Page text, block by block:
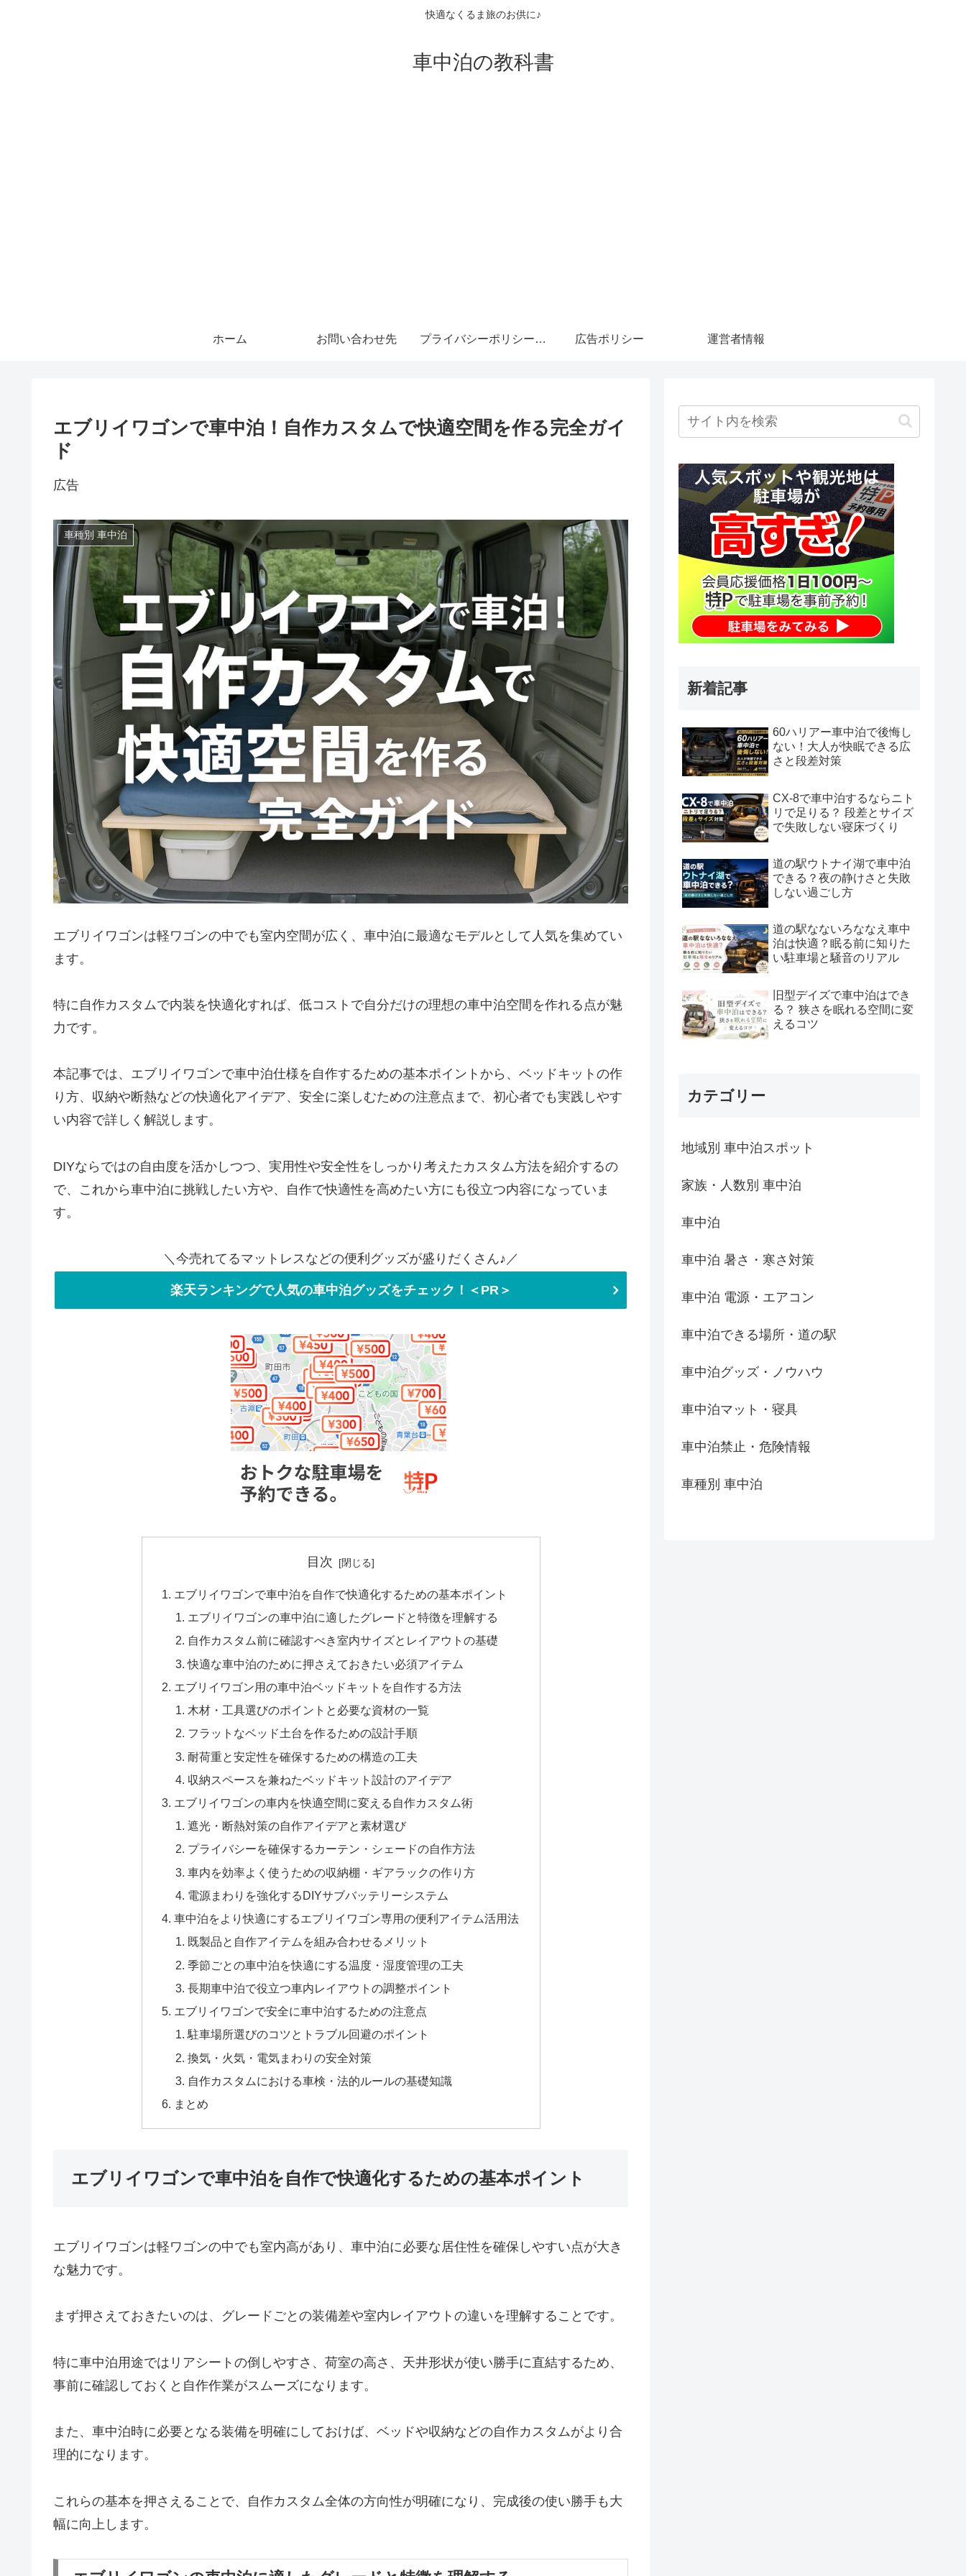
快適なくるま旅のお供に♪
車中泊の教科書
ホーム お問い合わせ先 プライバシーポリシー・免責事項 広告ポリシー 運営者情報
エブリイワゴンで車中泊！自作カスタムで快適空間を作る完全ガイ
ド
広告
車種別 車中泊
エブリイワゴンは軽ワゴンの中でも室内空間が広く、車中泊に最適なモデルとして人気を集めてい
ます。
特に自作カスタムで内装を快適化すれば、低コストで自分だけの理想の車中泊空間を作れる点が魅
力です。
本記事では、エブリイワゴンで車中泊仕様を自作するための基本ポイントから、ベッドキットの作
り方、収納や断熱などの快適化アイデア、安全に楽しむための注意点まで、初心者でも実践しやす
い内容で詳しく解説します。
DIYならではの自由度を活かしつつ、実用性や安全性をしっかり考えたカスタム方法を紹介するの
で、これから車中泊に挑戦したい方や、自作で快適性を高めたい方にも役立つ内容になっていま
す。
＼今売れてるマットレスなどの便利グッズが盛りだくさん♪／
楽天ランキングで人気の車中泊グッズをチェック！＜PR＞
目次
エブリイワゴンで車中泊を自作で快適化するための基本ポイント
エブリイワゴンの車中泊に適したグレードと特徴を理解する
自作カスタム前に確認すべき室内サイズとレイアウトの基礎
快適な車中泊のために押さえておきたい必須アイテム
エブリイワゴン用の車中泊ベッドキットを自作する方法
木材・工具選びのポイントと必要な資材の一覧
フラットなベッド土台を作るための設計手順
耐荷重と安定性を確保するための構造の工夫
収納スペースを兼ねたベッドキット設計のアイデア
エブリイワゴンの車内を快適空間に変える自作カスタム術
遮光・断熱対策の自作アイデアと素材選び
プライバシーを確保するカーテン・シェードの自作方法
車内を効率よく使うための収納棚・ギアラックの作り方
電源まわりを強化するDIYサブバッテリーシステム
車中泊をより快適にするエブリイワゴン専用の便利アイテム活用法
既製品と自作アイテムを組み合わせるメリット
季節ごとの車中泊を快適にする温度・湿度管理の工夫
長期車中泊で役立つ車内レイアウトの調整ポイント
エブリイワゴンで安全に車中泊するための注意点
駐車場所選びのコツとトラブル回避のポイント
換気・火気・電気まわりの安全対策
自作カスタムにおける車検・法的ルールの基礎知識
まとめ
エブリイワゴンで車中泊を自作で快適化するための基本ポイント
エブリイワゴンは軽ワゴンの中でも室内高があり、車中泊に必要な居住性を確保しやすい点が大き
な魅力です。
まず押さえておきたいのは、グレードごとの装備差や室内レイアウトの違いを理解することです。
特に車中泊用途ではリアシートの倒しやすさ、荷室の高さ、天井形状が使い勝手に直結するため、
事前に確認しておくと自作作業がスムーズになります。
また、車中泊時に必要となる装備を明確にしておけば、ベッドや収納などの自作カスタムがより合
理的になります。
これらの基本を押さえることで、自作カスタム全体の方向性が明確になり、完成後の使い勝手も大
幅に向上します。
新着記事
60ハリアー車中泊で後悔し
ない！大人が快眠できる広
さと段差対策
CX-8で車中泊するならニト
リで足りる？ 段差とサイズ
で失敗しない寝床づくり
道の駅ウトナイ湖で車中泊
できる？夜の静けさと失敗
しない過ごし方
道の駅なないろななえ車中
泊は快適？眠る前に知りた
い駐車場と騒音のリアル
旧型デイズで車中泊はでき
る？ 狭さを眠れる空間に変
えるコツ
カテゴリー
地域別 車中泊スポット
家族・人数別 車中泊
車中泊
車中泊 暑さ・寒さ対策
車中泊 電源・エアコン
車中泊できる場所・道の駅
車中泊グッズ・ノウハウ
車中泊マット・寝具
車中泊禁止・危険情報
車種別 車中泊